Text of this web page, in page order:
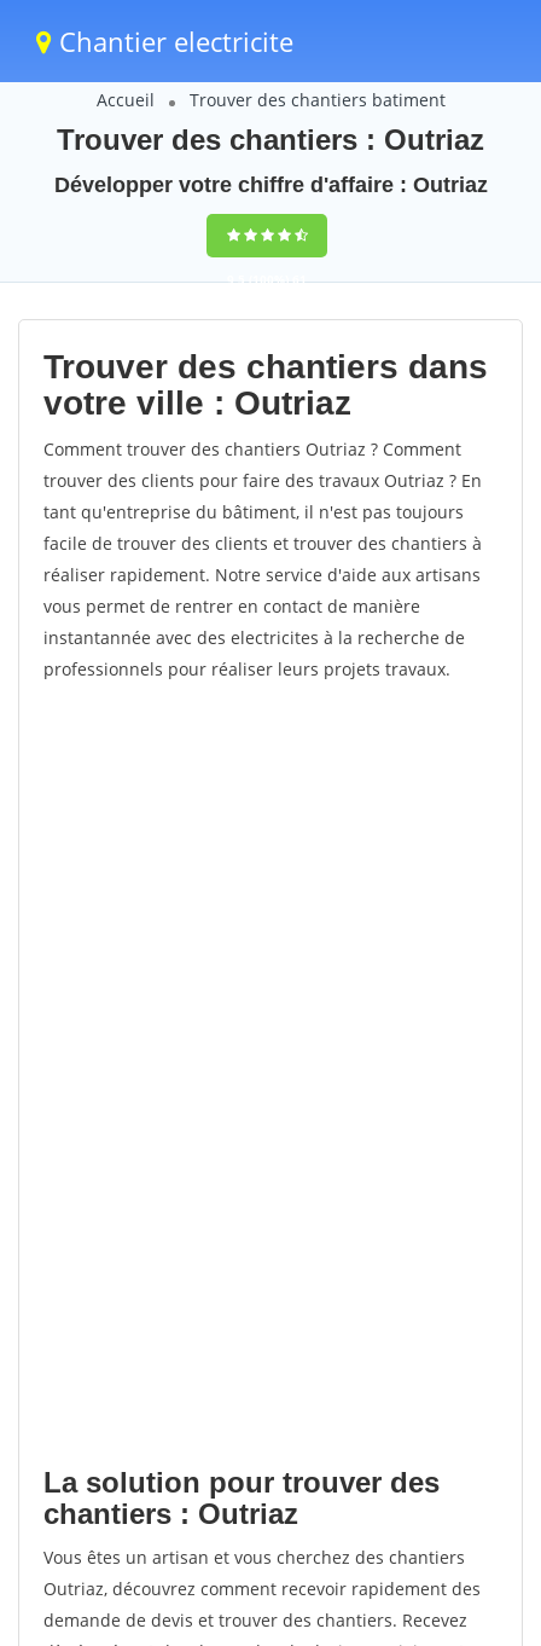
Chantier electricite
Accueil Trouver des chantiers batiment
Trouver des chantiers : Outriaz
Développer votre chiffre d'affaire : Outriaz
9,5(100%)61
votes
Trouver des chantiers dans
votre ville : Outriaz
Comment trouver des chantiers Outriaz ? Comment
trouver des clients pour faire des travaux Outriaz ? En
tant qu'entreprise du bâtiment, il n'est pas toujours
facile de trouver des clients et trouver des chantiers à
réaliser rapidement. Notre service d'aide aux artisans
vous permet de rentrer en contact de manière
instantannée avec des electricites à la recherche de
professionnels pour réaliser leurs projets travaux.
La solution pour trouver des
chantiers : Outriaz
Vous êtes un artisan et vous cherchez des chantiers
Outriaz, découvrez comment recevoir rapidement des
demande de devis et trouver des chantiers. Recevez